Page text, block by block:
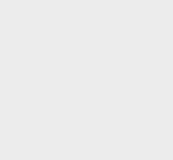
Ředidla,